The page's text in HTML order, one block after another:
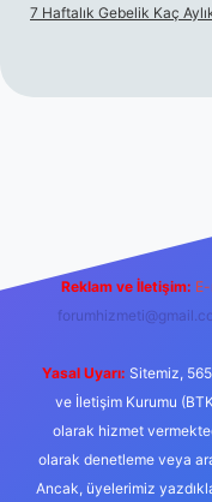
7 Haftalık Gebelik Kaç
Reklam ve İletişim:
Yasal Uyarı: Sitemiz,
ve İletişim Kurumu
olarak hizmet
olarak denetleme veya
Ancak, üyelerimiz